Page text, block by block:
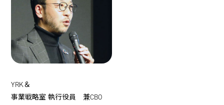
YRK＆
事業戦略室 執行役員 兼CBO